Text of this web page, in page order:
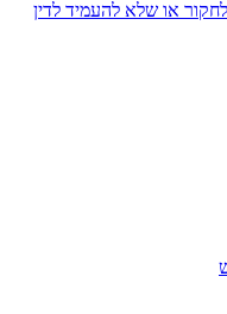
או שלא להעמיד לדין